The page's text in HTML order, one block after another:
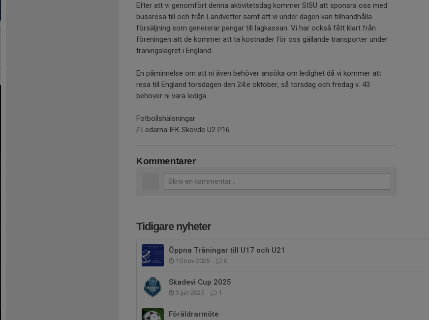
Efter att vi genomfört denna aktivitetsdag kommer SISU att sponsra oss med
bussresa till och från Landvetter samt att vi under dagen kan tillhandhålla
försäljning som genererar pengar till lagkassan. Vi har också fått klart från
föreningen att de kommer att ta kostnader för oss gällande transporter under
träningslägret i England.
En påminnelse om att ni även behöver ansöka om ledighet då vi kommer att
resa till England torsdagen den 24:e oktober, så torsdag och fredag v. 43
behöver ni vara lediga.
Fotbollshälsningar
/ Ledarna IFK Skövde U2 P16
Kommentarer
Tidigare nyheter
Öppna Träningar till U17 och U21
10 nov 2025 0
Skadevi Cup 2025
3 jun 2025 1
Föräldrarmöte